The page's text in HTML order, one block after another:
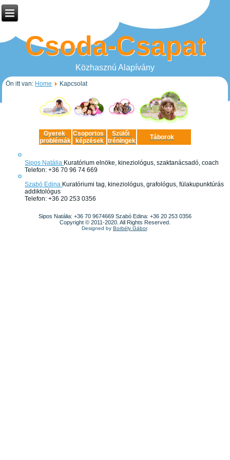
Csoda-Csapat
Közhasznú Alapívány
Ön itt van: Home Kapcsolat
Gyerek-
problémák
Csoportos
képzések
Szülői
tréningek
Táborok
Sipos Natália Kuratórium elnöke, kineziológus, szaktanácsadó, coach
Telefon: +36 70 96 74 669
Szabó Edina Kuratóriumi tag, kineziológus, grafológus, fülakupunktúrás
addiktológus
Telefon: +36 20 253 0356
Sipos Natália: +36 70 9674669 Szabó Edina: +36 20 253 0356
Copyright © 2011-2020. All Rights Reserved.
Designed by Borbély Gábor.